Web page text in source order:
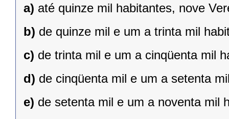
a) até quinze mil habitantes, nove
b) de quinze mil e um a trinta mil
c) de trinta mil e um a cinqüenta mil
d) de cinqüenta mil e um a setenta
e) de setenta mil e um a noventa mil